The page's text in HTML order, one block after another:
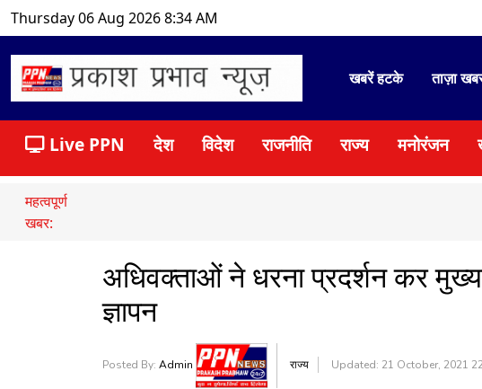
Thursday 06 Aug 2026 8:34 AM
खबरें हटके ताज़ा
Live PPN देश विदेश राजनीति राज्य मनोरंजन
महत्वपूर्ण
खबर:
अधिवक्ताओं ने धरना प्रदर्शन कर
ज्ञापन
Posted By: Admin राज्य Updated: 21 October, 2021